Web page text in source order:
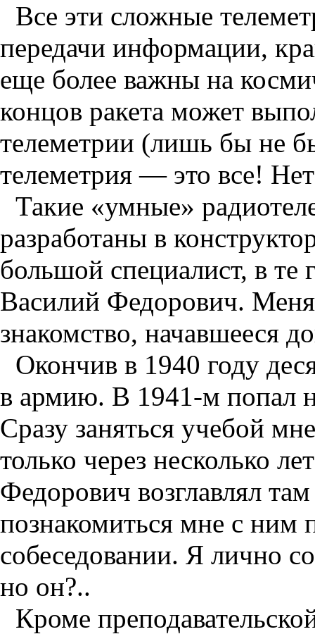
Все эти сложные
передачи информации,
еще более важны на
концов ракета может
телеметрии (лишь бы не
телеметрия — это все!
Такие «умные»
разработаны в
большой специалист, в
Василий Федорович. Меня
знакомство, начавшееся
Окончив в 1940 году
в армию. В 1941-м попал
Сразу заняться учебой
только через несколько
Федорович возглавлял
познакомиться мне с
собеседовании. Я лично
но он?..
Кроме